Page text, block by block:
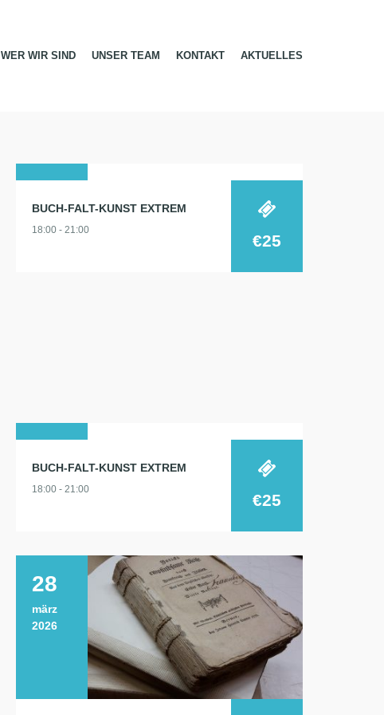
WER WIR SIND UNSER TEAM KONTAKT AKTUELLES
2026
BUCH-FALT-KUNST EXTREM
18:00 - 21:00
€25
2026
BUCH-FALT-KUNST EXTREM
18:00 - 21:00
€25
28
märz
2026